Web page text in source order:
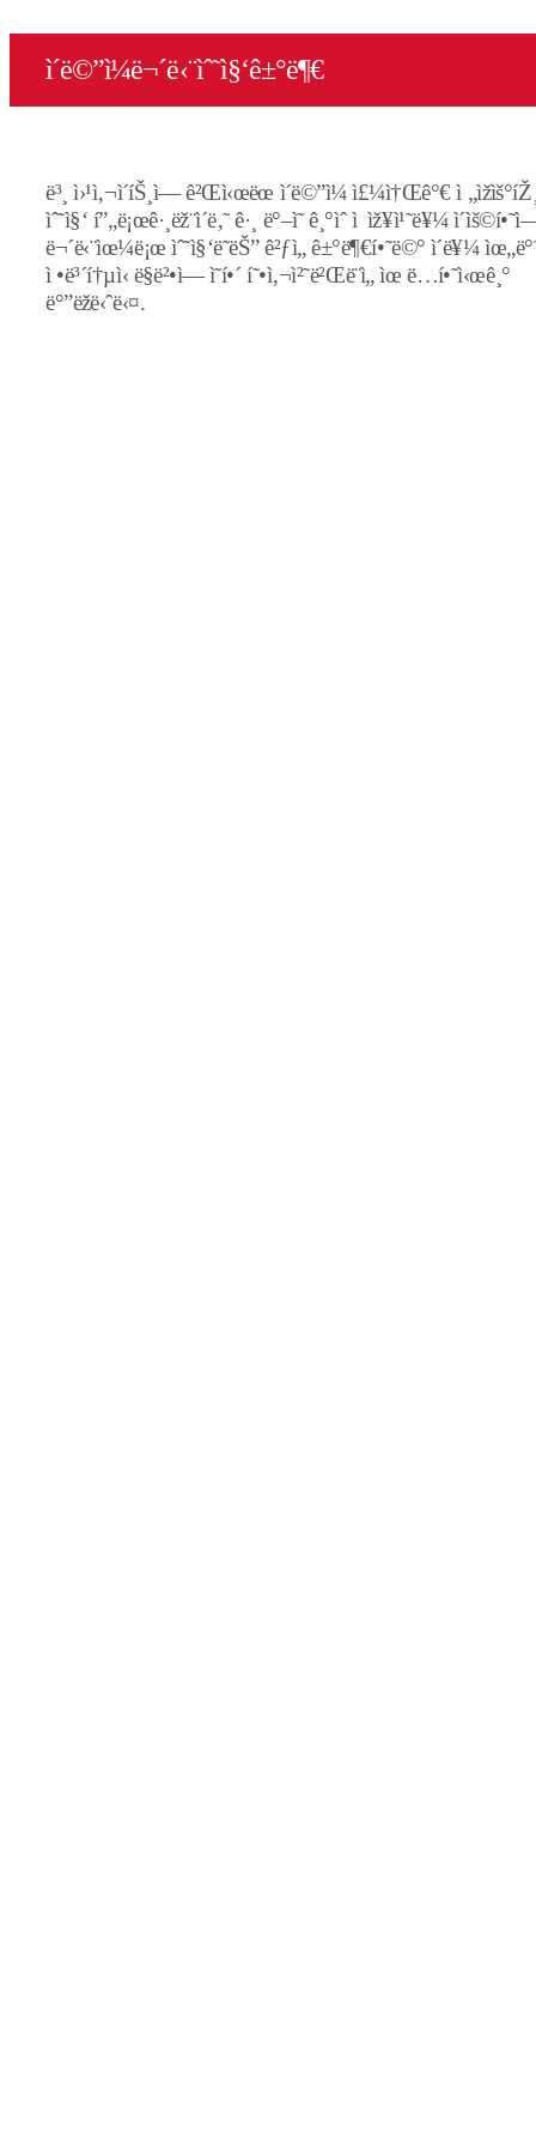
ì´ë©”ì¼ë¬´ë‹¨ìˆ˜ì§‘ê±°ë¶€
ë³¸ ì›¹ì‚¬ì´íŠ¸ì— ê²Œì‹œëœ ì´ë©”ì¼ ì£¼ì†Œê°€ ì
ìˆ˜ì§‘ í”„ë¡œê·¸ëž¨ì´ë‚˜ ê·¸ ë°–ì˜ ê¸°ìˆ ì  ìž¥ì¹˜ë¥¼
ë¬´ë‹¨ìœ¼ë¡œ ìˆ˜ì§‘ë˜ëŠ” ê²ƒì„ ê±°ë¶€í•˜ë©° ì´ë¥¼
ì •ë³´í†µì‹ ë§ë²•ì— ì˜í•´ í˜•ì‚¬ì²˜ë²Œë¨ì„ ìœ ë…í•˜ì‹œê¸°
ë°”ëžë‹ˆë‹¤.